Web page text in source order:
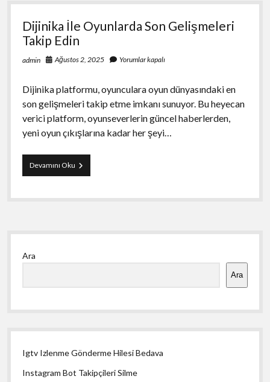
Dijinika İle Oyunlarda Son Gelişmeleri
Takip Edin
admin Ağustos 2, 2025 Yorumlar kapalı
Dijinika platformu, oyunculara oyun dünyasındaki en
son gelişmeleri takip etme imkanı sunuyor. Bu heyecan
verici platform, oyunseverlerin güncel haberlerden,
yeni oyun çıkışlarına kadar her şeyi…
Devamını OkuDijinika
İle
Son
Yan
Menü
Ara
Ara
Igtv Izlenme Gönderme Hilesi Bedava
Instagram Bot Takipçileri Silme